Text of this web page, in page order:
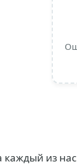
из нас